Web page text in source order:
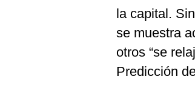
la capital.
se muestra
otros “se
Predicción